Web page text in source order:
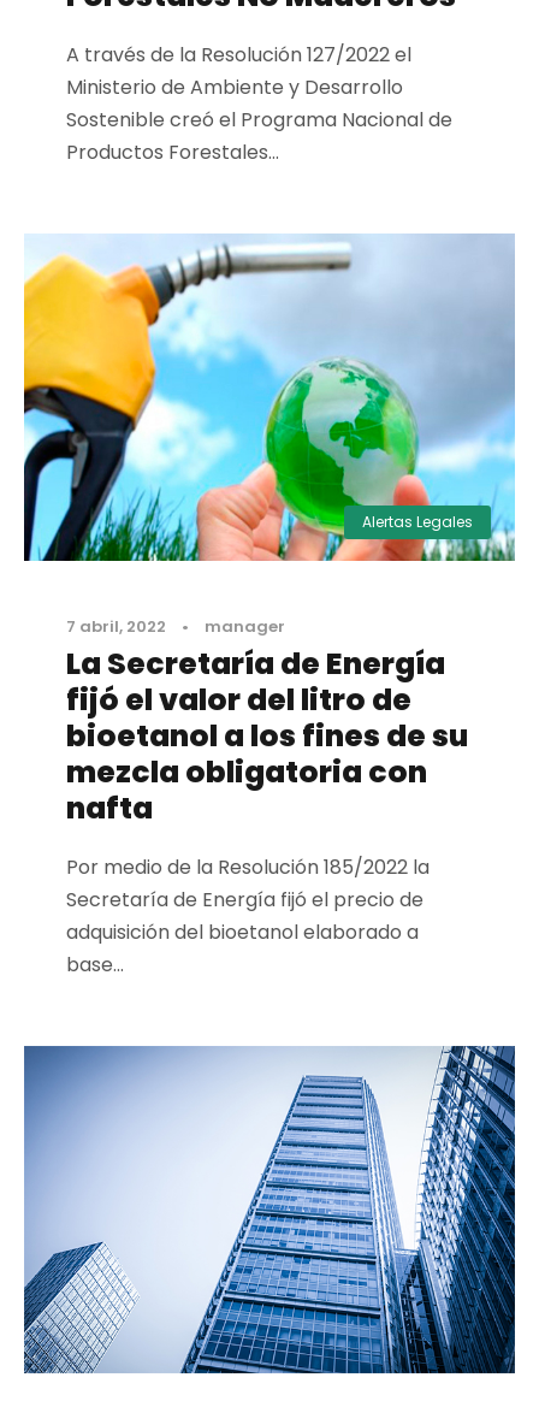
A través de la Resolución 127/2022 el
Ministerio de Ambiente y Desarrollo
Sostenible creó el Programa Nacional de
Productos Forestales...
Alertas Legales
7 abril, 2022 • manager
La Secretaría de Energía
fijó el valor del litro de
bioetanol a los fines de su
mezcla obligatoria con
nafta
Por medio de la Resolución 185/2022 la
Secretaría de Energía fijó el precio de
adquisición del bioetanol elaborado a
base...